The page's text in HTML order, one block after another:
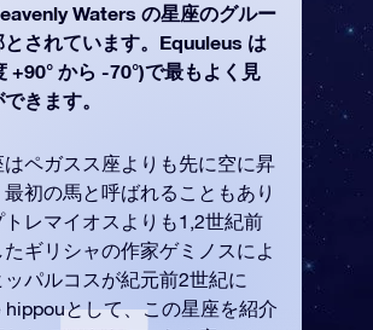
Waters の星座のグルー
とされています。Equuleus は
+90° から -70°)で最もよく見
きます。
はペガスス座よりも先に空に昇
最初の馬と呼ばれることもあり
トレマイオスよりも1,2世紀前
ギリシャの作家ゲミノスによ
ッパルコスが紀元前2世紀に
hippouとして、この星座を紹介